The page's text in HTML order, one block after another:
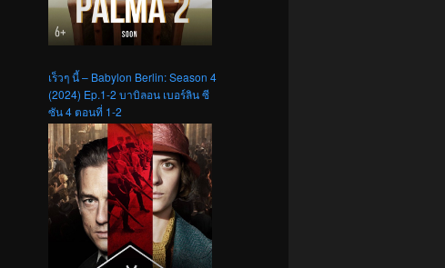
เร็วๆ นี้ – Babylon Berlin: Season 4
(2024) Ep.1-2 บาบิลอน เบอร์ลิน ซี
ซัน 4 ตอนที่ 1-2